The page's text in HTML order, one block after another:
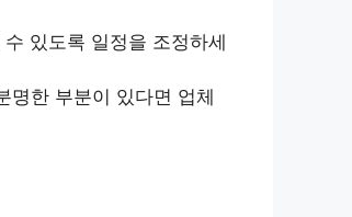
있도록 일정을 조정하세
명한 부분이 있다면 업체